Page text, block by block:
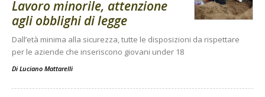
Lavoro minorile, attenzione
agli obblighi di legge
Dall’età minima alla sicurezza, tutte le disposizioni da rispettare
per le aziende che inseriscono giovani under 18
Di Luciano Mattarelli